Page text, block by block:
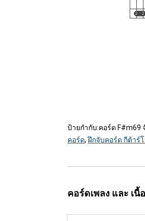
ป้ายกำกับ:คอร์ด F#m69
คอร์ด,ฝึกจับคอร์ด กีต้าร์
คอร์ดเพลง และ เนื้